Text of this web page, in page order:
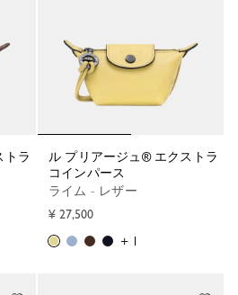
ル プリアージュ® エクストラ
コインパース
ライム - レザー
¥ 27,500
+ 1